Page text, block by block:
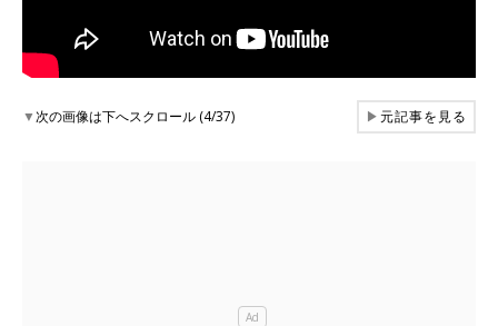
▼次の画像は下へスクロール (4/37) ▶元記事を見る